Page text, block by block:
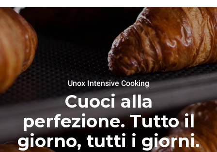
Unox Intensive Cooking
Cuoci alla
perfezione. Tutto il
giorno, tutti i giorni.